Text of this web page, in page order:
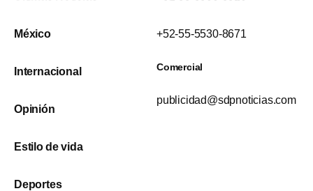
México
Internacional
Opinión
Estilo de vida
Deportes
+52-55-5530-8671
Comercial
publicidad@sdpnoticias.com